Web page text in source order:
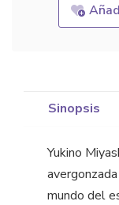
Sinopsis
Yukino
mundo del